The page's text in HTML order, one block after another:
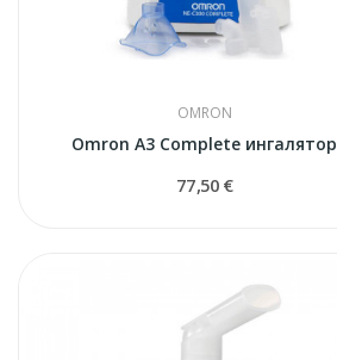
OMRON
Omron A3 Complete ингалятор
77,50 €